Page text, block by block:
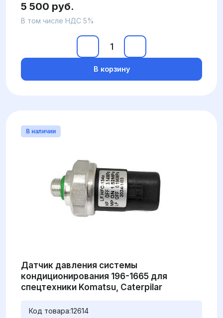
5 500 руб.
В том числе НДС 5%
В корзину
В наличии
Датчик давления системы
кондиционирования 196-1665 для
спецтехники Komatsu, Caterpilar
Код товара:12614